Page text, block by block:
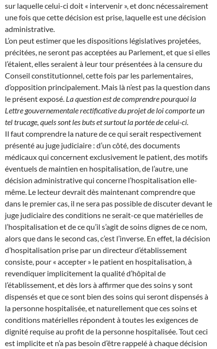
sur laquelle celui-ci doit « intervenir », et donc nécessairement
une fois que cette décision est prise, laquelle est une décision
administrative.
L’on peut estimer que les dispositions législatives projetées,
précitées, ne seront pas acceptées au Parlement, et que si elles
l’étaient, elles seraient à leur tour présentées à la censure du
Conseil constitutionnel, cette fois par les parlementaires,
d’opposition principalement. Mais là n’est pas la question dans
le présent exposé. La question est de comprendre pourquoi la
Lettre gouvernementale rectificative du projet de loi comporte un
tel trucage, quels sont les buts et surtout la portée de celui-ci.
Il faut comprendre la nature de ce qui serait respectivement
présenté au juge judiciaire : d’un côté, des documents
médicaux qui concernent exclusivement le patient, des motifs
éventuels de maintien en hospitalisation, de l’autre, une
décision administrative qui concerne l’hospitalisation elle-
même. Le lecteur devrait dès maintenant comprendre que
dans le premier cas, il ne sera pas possible de discuter devant le
juge judiciaire des conditions ne serait-ce que matérielles de
l’hospitalisation et de ce qu’il s’agit de soins dignes de ce nom,
alors que dans le second cas, c’est l’inverse. En effet, la décision
d’hospitalisation prise par un directeur d’établissement
consiste, pour « accepter » le patient en hospitalisation, à
revendiquer implicitement la qualité d’hôpital de
l’établissement, et dès lors à affirmer que des soins y sont
dispensés et que ce sont bien des soins qui seront dispensés à
la personne hospitalisée, et naturellement que ces soins et
conditions matérielles répondent à toutes les exigences de
dignité requise au profit de la personne hospitalisée. Tout ceci
est implicite et n’a pas besoin d’être rappelé à chaque décision